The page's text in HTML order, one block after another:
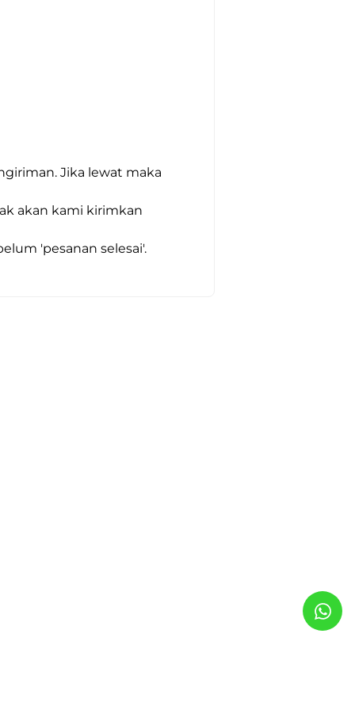
Jika lewat maka
akan kami kirimkan
'pesanan selesai'.